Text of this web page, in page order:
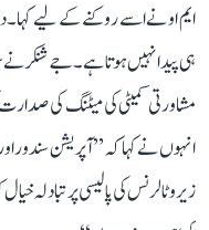
ایم او نے اسے روکنے کے لیے کہا۔
ہی پیدا نہیں ہوتا ہے۔ جے شنکر
مشاورتی کمیٹی کی میٹنگ کی
انہوں نے کہا کہ ’’آپریشن
زیرو ٹالرنس کی پالیسی پر تبادلہ